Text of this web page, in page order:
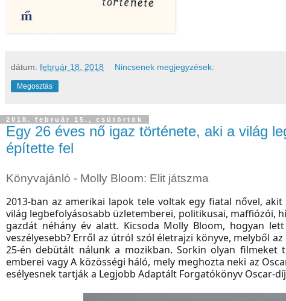
dátum: február 18, 2018 Nincsenek megjegyzések:
Megosztás
2018. február 15., csütörtök
Egy 26 éves nő igaz története, aki a világ
építette fel
Könyvajánló - Molly Bloom: Elit ​játszma
2013-ban az amerikai lapok tele voltak egy fiatal nővel,
világ legbefolyásosabb üzletemberei, politikusai, maffiózói,
gazdát néhány év alatt. Kicsoda Molly Bloom, hogyan
veszélyesebb? Erről az útról szól életrajzi könyve, melyből
25-én debütált nálunk a mozikban. Sorkin olyan
emberei vagy A közösségi háló, mely meghozta neki az
esélyesnek tartják a Legjobb Adaptált Forgatókönyv Oscar-